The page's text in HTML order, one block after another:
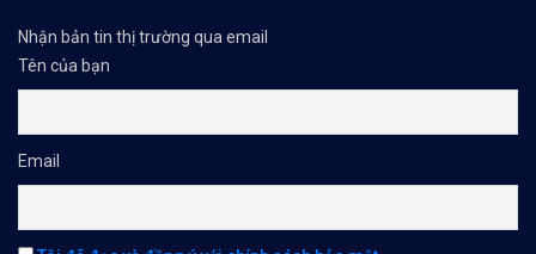
Nhận bản tin thị trường qua email
Tên của bạn
Email